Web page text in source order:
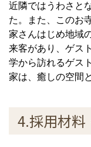
近隣ではうわさと
た。また、このお
家さんはじめ地域
来客があり、ゲス
学から訪れるゲス
家は、癒しの空間
4.採用材料